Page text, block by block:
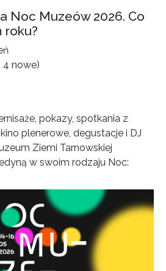
Noc Muzeów 2026. Co
roku?
4 nowe)
pokazy, spotkania z
plenerowe, degustacje i DJ
Ziemi Tarnowskiej
w swoim rodzaju Noc: